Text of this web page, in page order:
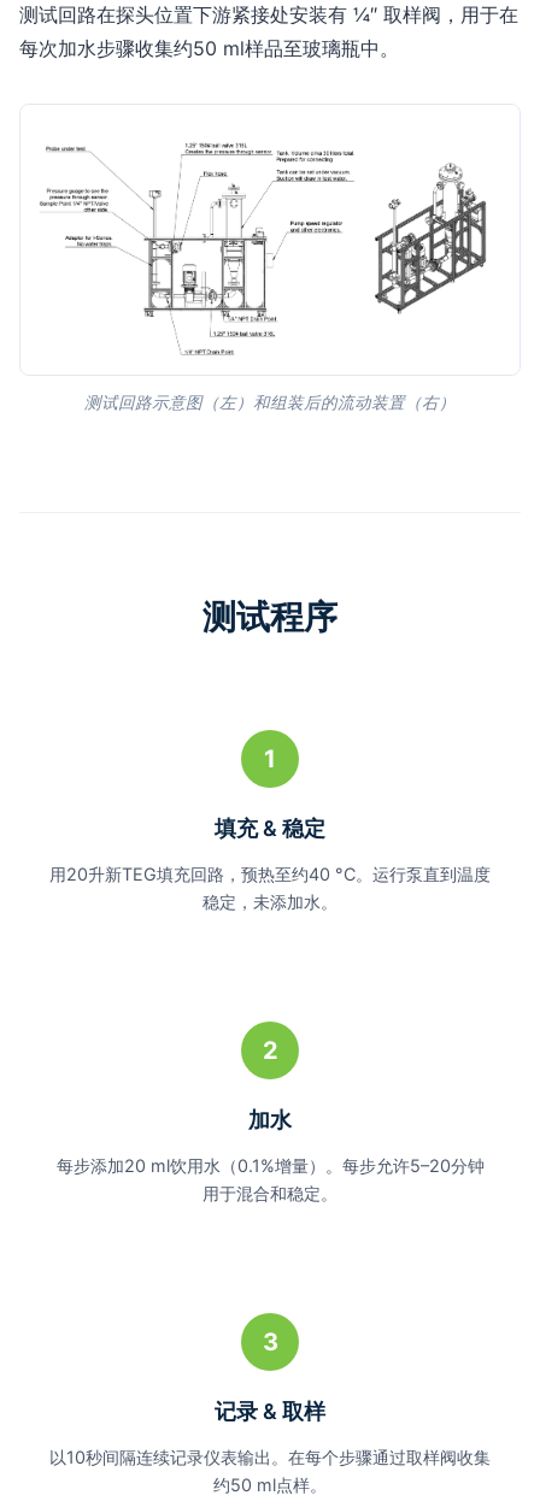
测试回路在探头位置下游紧接处安装有 ¼″ 取样阀，用于在
每次加水步骤收集约50 ml样品至玻璃瓶中。
测试回路示意图（左）和组装后的流动装置（右）
测试程序
1
填充 & 稳定
用20升新TEG填充回路，预热至约40 °C。运行泵直到温度
稳定，未添加水。
2
加水
每步添加20 ml饮用水（0.1%增量）。每步允许5–20分钟
用于混合和稳定。
3
记录 & 取样
以10秒间隔连续记录仪表输出。在每个步骤通过取样阀收集
约50 ml点样。